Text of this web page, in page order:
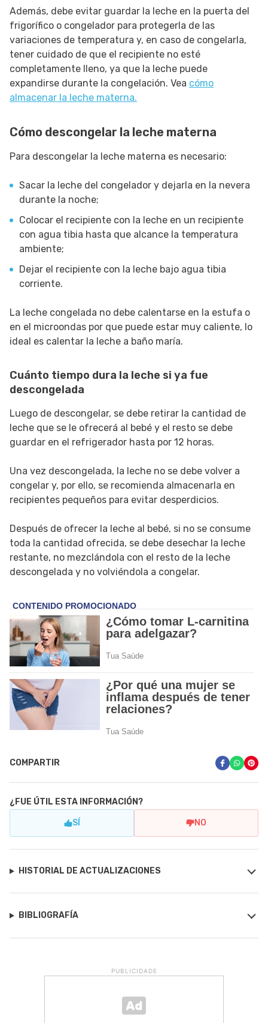
Además, debe evitar guardar la leche en la puerta del
frigorífico o congelador para protegerla de las
variaciones de temperatura y, en caso de congelarla,
tener cuidado de que el recipiente no esté
completamente lleno, ya que la leche puede
expandirse durante la congelación. Vea cómo
almacenar la leche materna.
Cómo descongelar la leche materna
Para descongelar la leche materna es necesario:
Sacar la leche del congelador y dejarla en la nevera
durante la noche;
Colocar el recipiente con la leche en un recipiente
con agua tibia hasta que alcance la temperatura
ambiente;
Dejar el recipiente con la leche bajo agua tibia
corriente.
La leche congelada no debe calentarse en la estufa o
en el microondas por que puede estar muy caliente, lo
ideal es calentar la leche a baño maría.
Cuánto tiempo dura la leche si ya fue
descongelada
Luego de descongelar, se debe retirar la cantidad de
leche que se le ofrecerá al bebé y el resto se debe
guardar en el refrigerador hasta por 12 horas.
Una vez descongelada, la leche no se debe volver a
congelar y, por ello, se recomienda almacenarla en
recipientes pequeños para evitar desperdicios.
Después de ofrecer la leche al bebé, si no se consume
toda la cantidad ofrecida, se debe desechar la leche
restante, no mezclándola con el resto de la leche
descongelada y no volviéndola a congelar.
COMPARTIR
¿FUE ÚTIL ESTA INFORMACIÓN?
SÍ NO
HISTORIAL DE ACTUALIZACIONES
BIBLIOGRAFÍA
PUBLICIDADE